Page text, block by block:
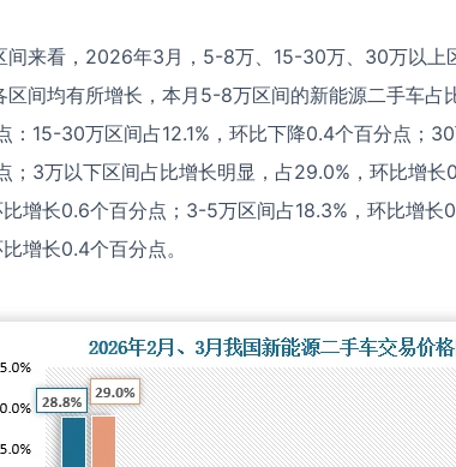
间来看，2026年3月，5-8万、15-30万、30万以上
区间均有所增长，本月5-8万区间的新能源二手车占
：15-30万区间占12.1%，环比下降0.4个百分点；
；3万以下区间占比增长明显，占29.0%，环比增
比增长0.6个百分点；3-5万区间占18.3%，环比增长
增长0.4个百分点。